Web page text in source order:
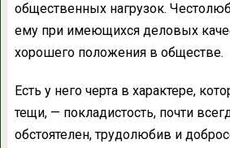
общественных нагрузок.
ему при имеющихся деловых
хорошего положения в обществе.
Есть у него черта в характере,
тещи, — покладистость, почти
обстоятелен, трудолюбив и